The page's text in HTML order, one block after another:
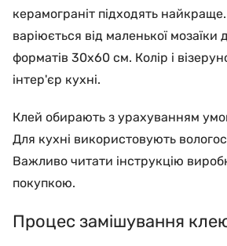
керамограніт підходять
варіюється від маленької мозаїки
форматів 30х60 см. Колір і
інтер'єр кухні.
Клей обирають з урахуванням
Для кухні використовують
Важливо читати інструкцію
покупкою.
Процес замішування